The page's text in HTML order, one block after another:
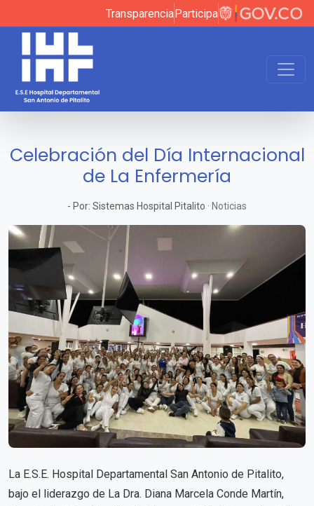
TransparenciaParticipa
Celebración del Día Internacional
de La Enfermería
- Por: Sistemas Hospital Pitalito · Noticias
La E.S.E. Hospital Departamental San Antonio de Pitalito,
bajo el liderazgo de La Dra. Diana Marcela Conde Martín,